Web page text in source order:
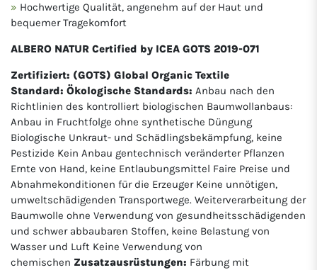
Hochwertige Qualität, angenehm auf der Haut und
bequemer Tragekomfort
ALBERO NATUR Certified by ICEA GOTS 2019-071
Zertifiziert: (GOTS) Global Organic Textile
Standard: Ökologische Standards: Anbau nach den
Richtlinien des kontrolliert biologischen Baumwollanbaus:
Anbau in Fruchtfolge ohne synthetische Düngung
Biologische Unkraut- und Schädlingsbekämpfung, keine
Pestizide Kein Anbau gentechnisch veränderter Pflanzen
Ernte von Hand, keine Entlaubungsmittel Faire Preise und
Abnahmekonditionen für die Erzeuger Keine unnötigen,
umweltschädigenden Transportwege. Weiterverarbeitung der
Baumwolle ohne Verwendung von gesundheitsschädigenden
und schwer abbaubaren Stoffen, keine Belastung von
Wasser und Luft Keine Verwendung von
chemischen Zusatzausrüstungen: Färbung mit